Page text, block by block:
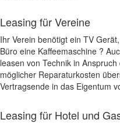
Leasing für Vereine
Ihr Verein benötigt ein TV
Büro eine Kaffeemaschine ?
leasen von Technik in
möglicher Reparaturkosten
Vertragsende in das Eigentum
Leasing für Hotel und